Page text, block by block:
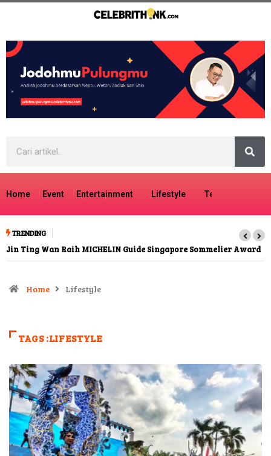
Home Event Entertainment Lifestyle Tech
TRENDING
Jin Ting Wan Raih MICHELIN Guide Singapore Sommelier Award
Home Lifestyle
TAGS :LIFESTYLE